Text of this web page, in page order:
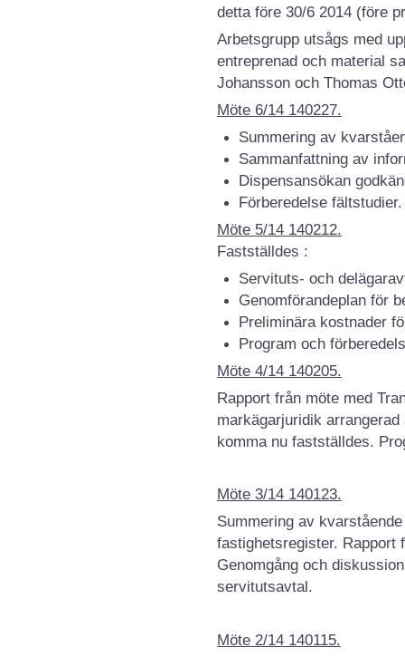
detta före 30/6 2014 (före
Arbetsgrupp utsågs med
entreprenad och material
Johansson och Thomas
Möte 6/14 140227.
Summering av
Sammanfattning av
Dispensansökan
Förberedelse fältstudier.
Möte 5/14 140212.
Fastställdes :
Servituts- och
Genomförandeplan för
Preliminära kostnader
Program och
Möte 4/14 140205.
Rapport från möte med
markägarjuridik
komma nu fastställdes.
Möte 3/14 140123.
Summering av
fastighetsregister. Rapport
Genomgång och
servitutsavtal.
Möte 2/14 140115.